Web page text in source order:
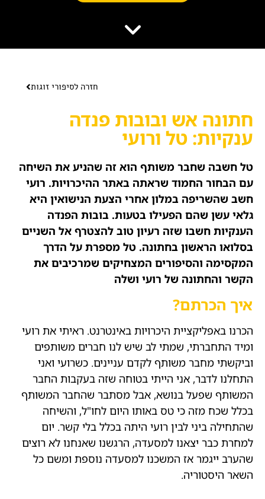
האפשרויות
הצהרת נגישותחזרה לסיפורי זוגות
חתונה אש ובובות פנדה
ענקיות: טל ורועי
טל חשבה שחבר משותף הוא זה שהניע את השיחה
עם הבחור החמוד שראתה באתר ההיכרויות. רועי
חשב שהשריפה במלון אחרי הצעת הנישואין היא
גלאי עשן שהם הפעילו בטעות. בובות הפנדה
הענקיות חשבו שזה רעיון טוב להצטרף אל השניים
בסלואו הראשון בחתונה. טל מספרת על הדרך
המקסימה והסיפורים המצחיקים שמרכיבים את
הקשר והחתונה של רועי ושלה
איך הכרתם?
הכרנו באפליקציית היכרויות באינטרנט. ראיתי את רועי
ומיד התחברתי, שמתי לב שיש לנו חברים משותפים
וביקשתי מחבר משותף לקדם עניינים. כשרועי ואני
התחלנו לדבר, אני הייתי בטוחה שזה בעקבות החבר
המשותף שפעל בנושא, אבל מסתבר שהחבר המשותף
בכלל שכח מזה כי טס באותו היום לחו"ל, והשיחה
שהתחילה ביני לבין רועי היתה בכלל בלי קשר. יום
למחרת כבר יצאנו למסעדה, הרגשנו שאנחנו לא רוצים
שהערב ייגמר אז המשכנו למסעדה נוספת ומשם כל
השאר היסטוריה.